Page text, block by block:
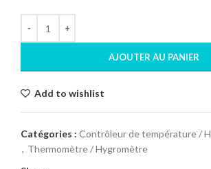
AJOUTER AU PANIER
Add to wishlist
Catégories : Contrôleur de température /
, Thermomètre / Hygromètre